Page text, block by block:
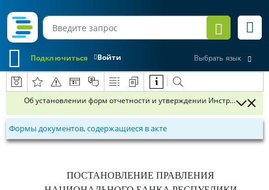
Войти
Подключиться Выбрать язык
Об установлении форм отчетности и утверждении Инструкции о
Формы документов, содержащиеся в акте
ПОСТАНОВЛЕНИЕ ПРАВЛЕНИЯ